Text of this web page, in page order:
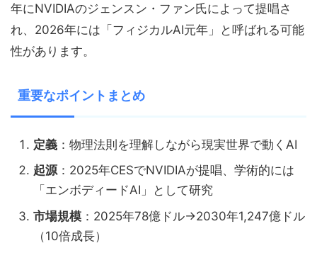
年にNVIDIAのジェンスン・ファン氏によって提唱さ
れ、2026年には「フィジカルAI元年」と呼ばれる可能
性があります。
重要なポイントまとめ
定義 ：物理法則を理解しながら現実世界で動くAI
起源：2025年CESでNVIDIAが提唱、学術的には
「エンボディードAI」として研究
市場規模 ：2025年78億ドル→2030年1,247億ドル
（10倍成長）